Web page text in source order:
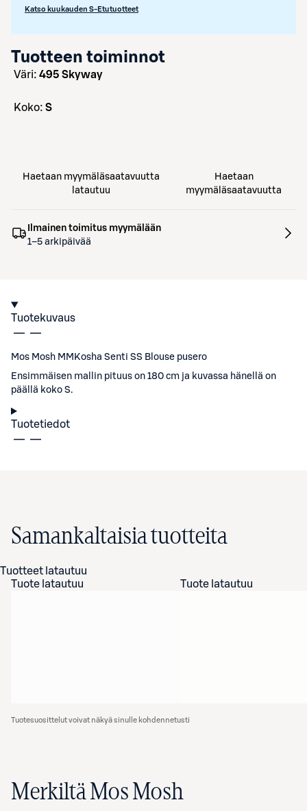
Katso kuukauden S-Etutuotteet
Tuotteen toiminnot
väri: 495 Skyway
koko: S
Haetaan myymäläsaatavuutta
latautuu
Haetaan
myymäläsaatavuutta
Ilmainen toimitus myymälään
1–5 arkipäivää
Tuotekuvaus
Mos Mosh MMKosha Senti SS Blouse pusero
Ensimmäisen mallin pituus on 180 cm ja kuvassa hänellä on
päällä koko S.
Tuotetiedot
Samankaltaisia tuotteita
Tuotteet latautuu
Tuote latautuu
Tuote latautuu
Tuotesuosittelut voivat näkyä sinulle kohdennetusti
Merkiltä Mos Mosh